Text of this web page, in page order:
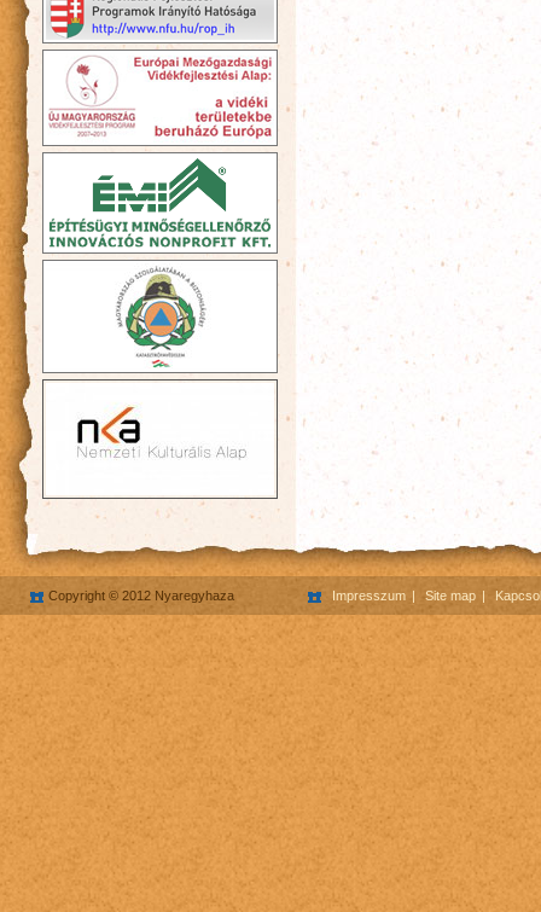
Copyright © 2012 Nyaregyhaza Impresszum Site map